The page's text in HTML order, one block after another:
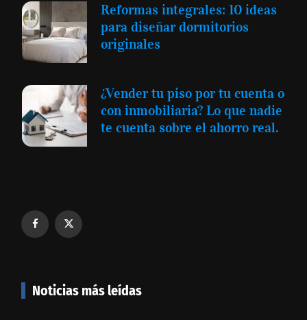
Reformas integrales: 10 ideas
para diseñar dormitorios
originales
¿Vender tu piso por tu cuenta o
con inmobiliaria? Lo que nadie
te cuenta sobre el ahorro real.
Noticias más leídas